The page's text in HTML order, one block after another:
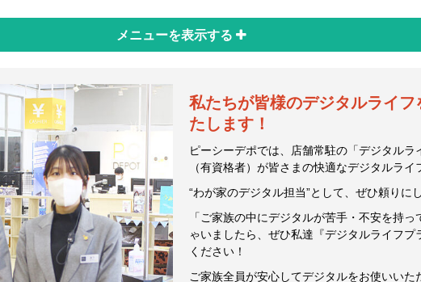
【子育て】デジタル時代：AIに丸投げしない！親が「主導権」を握る
もの一生モノの思考力
2か月前
【子育て】デジタル新時代：AIを「味方」にするヒント
2か月前
メニューを表示する
私たちが皆様のデジタルライフ
たします！
ピーシーデポでは、店舗常駐の「デジタルラ
（有資格者）が皆さまの快適なデジタルライ
“わが家のデジタル担当”として、ぜひ頼りに
「ご家族の中にデジタルが苦手・不安を持っ
ゃいましたら、ぜひ私達『デジタルライフプ
ください！
ご家族全員が安心してデジタルをお使いいた